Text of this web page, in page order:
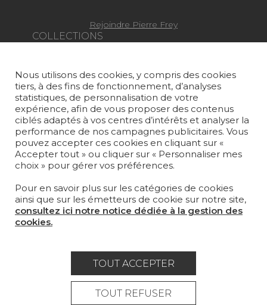
COLLECTIONS
PAPIERS PEINTS
TAPIS ET MOQUETTES
MOBILIER
PROJETS
SUR-MESURE
MAGAZINE
LA MAISON
Rejoindre Pierre Frey
Nous utilisons des cookies, y compris des cookies
tiers, à des fins de fonctionnement, d’analyses
statistiques, de personnalisation de votre
expérience, afin de vous proposer des contenus
ciblés adaptés à vos centres d’intérêts et analyser la
performance de nos campagnes publicitaires. Vous
pouvez accepter ces cookies en cliquant sur «
Accepter tout » ou cliquer sur « Personnaliser mes
choix » pour gérer vos préférences.
Pour en savoir plus sur les catégories de cookies
ainsi que sur les émetteurs de cookie sur notre site,
consultez ici notre notice dédiée à la gestion des
cookies.
TOUT ACCEPTER
TOUT REFUSER